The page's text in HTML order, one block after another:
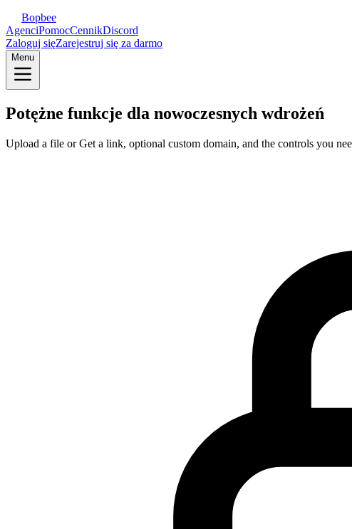
Bopbee
AgenciPomocCennikDiscord
Zaloguj sięZarejestruj się za darmo
Menu
Potężne funkcje dla nowoczesnych wdrożeń
Upload a file or Get a link, optional custom domain, and the controls you